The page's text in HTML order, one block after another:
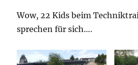
Wow, 22 Kids beim
sprechen für sich….